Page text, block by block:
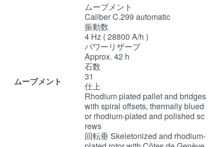
ムーブメント
ムーブメント
Caliber C.299 automatic
振動数
4 Hz ( 28800 A/h )
パワーリザーブ
Approx. 42 h
石数
31
仕上
Rhodium plated pallet and bridges
with spiral offsets, thermally blued
or rhodium-plated and polished sc
rews
回転垂 Skeletonized and rhodium-